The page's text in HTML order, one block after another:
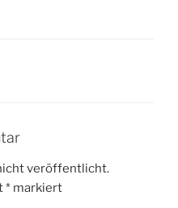
veröffentlicht.
* markiert